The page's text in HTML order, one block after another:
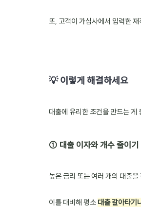
또, 고객이 가심사에서 입력한
💡 이렇게 해결하세요
대출에 유리한 조건을 만드는 게
① 대출 이자와 개수 줄이기
높은 금리 또는 여러 개의 대출
이를 대비해 평소 대출 갈아타기